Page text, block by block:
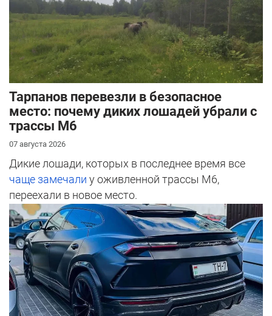
Тарпанов перевезли в безопасное
место: почему диких лошадей убрали с
трассы М6
07 августа 2026
Дикие лошади, которых в последнее время все
чаще замечали у оживленной трассы М6,
переехали в новое место.